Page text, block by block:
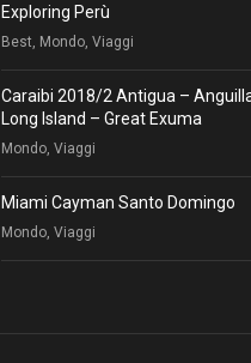
Exploring Perù
Best, Mondo, Viaggi
Caraibi 2018/2 Antigua –
Long Island – Great Exuma
Mondo, Viaggi
Miami Cayman Santo Domingo
Mondo, Viaggi